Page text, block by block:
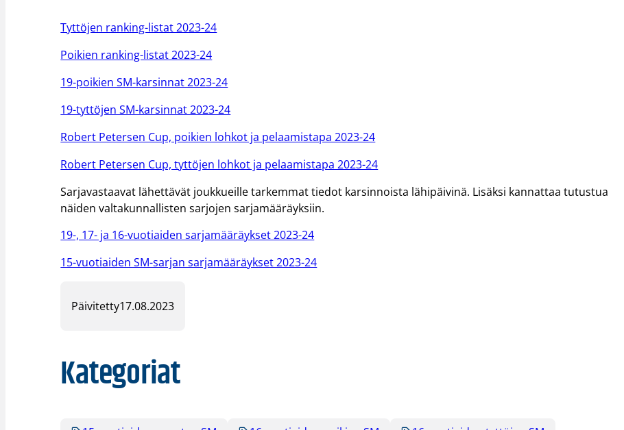
Tyttöjen ranking-listat 2023-24
Poikien ranking-listat 2023-24
19-poikien SM-karsinnat 2023-24
19-tyttöjen SM-karsinnat 2023-24
Robert Petersen Cup, poikien lohkot ja pelaamistapa 2023-24
Robert Petersen Cup, tyttöjen lohkot ja pelaamistapa 2023-24
Sarjavastaavat lähettävät joukkueille tarkemmat tiedot karsinnoista lähipäivinä. Lisäksi kannattaa tutustua
näiden valtakunnallisten sarjojen sarjamääräyksiin.
19-, 17- ja 16-vuotiaiden sarjamääräykset 2023-24
15-vuotiaiden SM-sarjan sarjamääräykset 2023-24
Päivitetty17.08.2023
Kategoriat